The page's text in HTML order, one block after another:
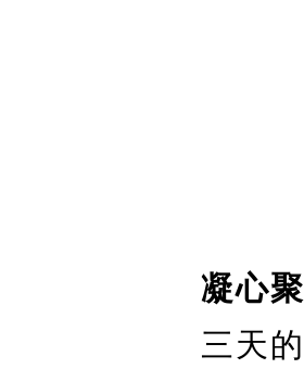
凝心
三天